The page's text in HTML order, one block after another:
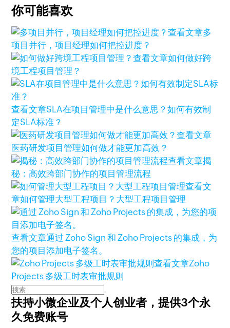
你可能喜欢
查看文章多
项目并行，项目经理如何把控进度？
查看文章如何做好跨
境工程项目管理？
查看文章SLA在项目管理中是什么意思？如何有效制
定SLA标准？
查看文章
医药研发项目管理如何做才能更加高效？
查看文章揭
秘：高效跨部门协作的项目管理流程
查看文
章如何管理大型工程项目？大型工程项目管理
查看文章通过 Zoho Sign 和 Zoho Projects 的集成，为
您的项目添加电子签名。
查看文章Zoho
Projects 多级工时表审批规则
扶持小微企业及个人创业者，提供3个永
久免费账号